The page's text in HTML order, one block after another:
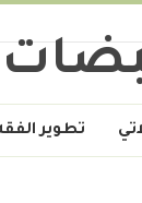
تطوير